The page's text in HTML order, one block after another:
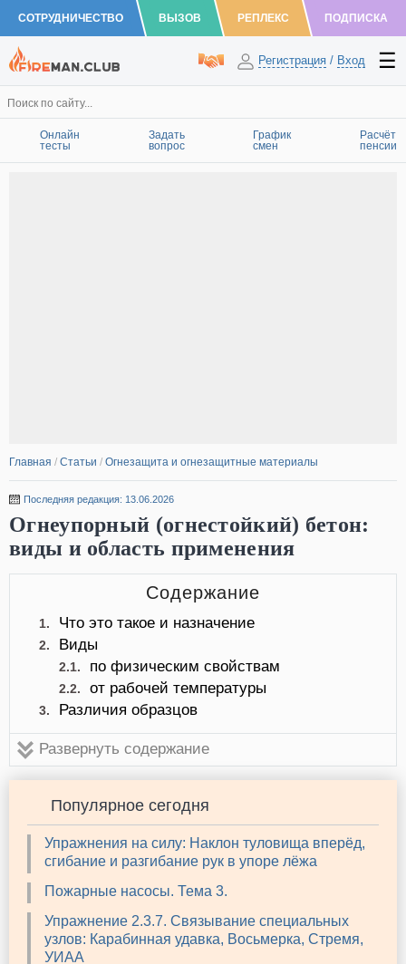
СОТРУДНИЧЕСТВО ВЫЗОВ РЕПЛЕКС ПОДПИСКА
Регистрация / Вход
Онлайн
тесты
Задать
вопрос
График
смен
Расчёт
пенсии
Главная / Статьи / Огнезащита и огнезащитные материалы
Последняя редакция: 13.06.2026
Огнеупорный (огнестойкий) бетон:
виды и область применения
Содержание
1. Что это такое и назначение
2. Виды
2.1. по физическим свойствам
2.2. от рабочей температуры
3. Различия образцов
Развернуть содержание
Популярное сегодня
Упражнения на силу: Наклон туловища вперёд,
сгибание и разгибание рук в упоре лёжа
Пожарные насосы. Тема 3.
Упражнение 2.3.7. Связывание специальных
узлов: Карабинная удавка, Восьмерка, Стремя,
УИАА